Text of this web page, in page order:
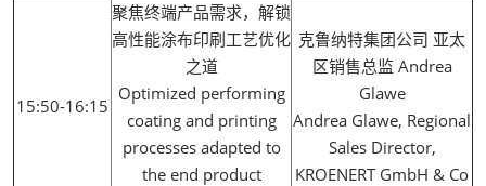
15:50-16:15
聚焦终端产品需求，解锁
高性能涂布印刷工艺优化
之道
Optimized performing
coating and printing
processes adapted to
the end product
克鲁纳特集团公司 亚太
区销售总监 Andrea
Glawe
Andrea Glawe, Regional
Sales Director,
KROENERT GmbH & Co